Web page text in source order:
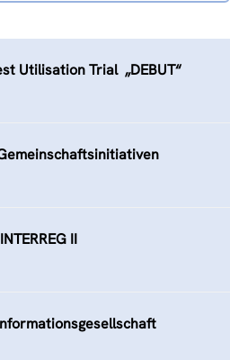
Utilisation Trial  „DEBUT“
II